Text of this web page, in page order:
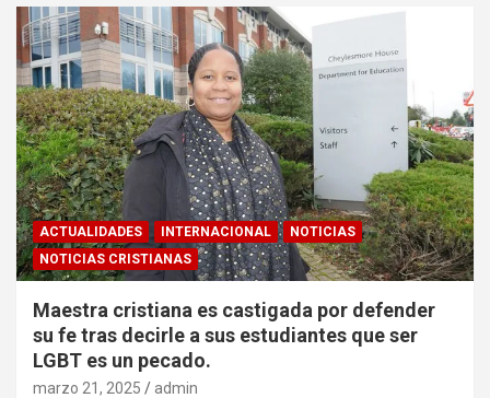
ACTUALIDADES INTERNACIONAL
NOTICIAS
NOTICIAS CRISTIANAS
Maestra cristiana es castigada por defender
su fe tras decirle a sus estudiantes que ser
LGBT es un pecado.
marzo 21, 2025 admin